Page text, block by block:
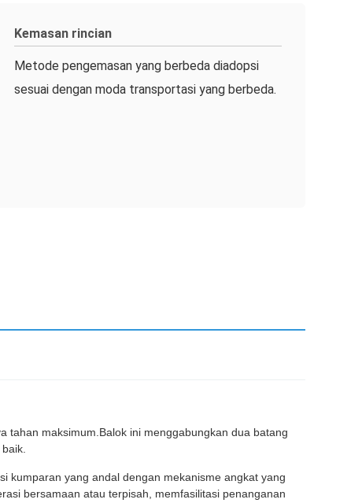
Kemasan rincian
Metode pengemasan yang berbeda diadopsi
sesuai dengan moda transportasi yang berbeda.
tahan maksimum.Balok ini menggabungkan dua batang
kumparan yang andal dengan mekanisme angkat yang
bersamaan atau terpisah, memfasilitasi penanganan